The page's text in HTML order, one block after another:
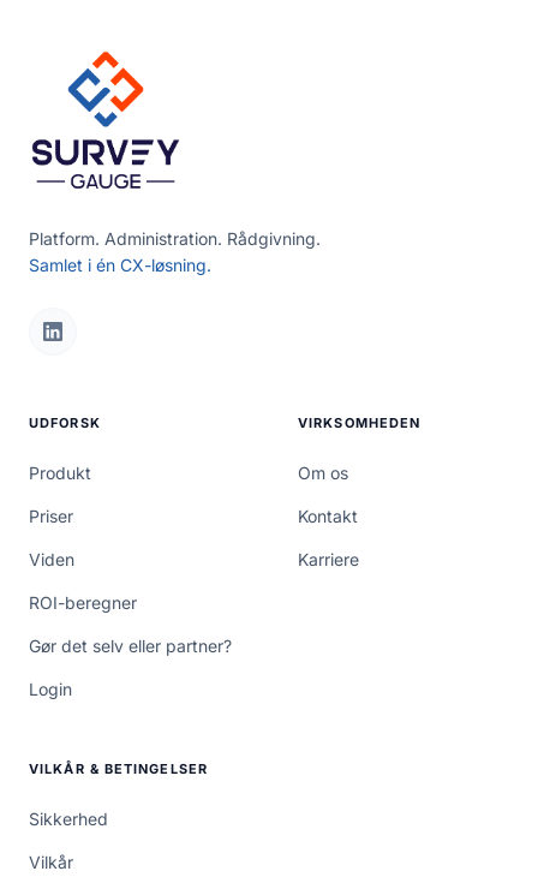
Platform. Administration. Rådgivning.
Samlet i én CX-løsning.
UDFORSK
Produkt
Priser
Viden
ROI-beregner
Gør det selv eller partner?
Login
VIRKSOMHEDEN
Om os
Kontakt
Karriere
VILKÅR & BETINGELSER
Sikkerhed
Vilkår